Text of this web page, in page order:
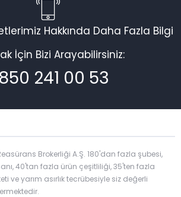
Hakkında Daha Fazla Bilgi
İçin Bizi Arayabilirsiniz:
241 00 53
Brokerliği A.Ş. 180'dan fazla şubesi,
40'tan fazla ürün çeşitliliği, 35'ten fazla
ve yarım asırlık tecrübesiyle siz değerli